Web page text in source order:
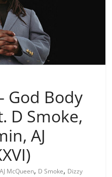
God Body
D Smoke,
AJ
AJ McQueen, D Smoke, Dizzy